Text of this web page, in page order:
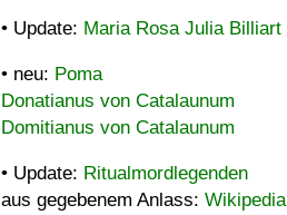
• Update: Maria Rosa Julia Billiart
• neu: Poma
Donatianus von Catalaunum
Domitianus von Catalaunum
• Update: Ritualmordlegenden
aus gegebenem Anlass: